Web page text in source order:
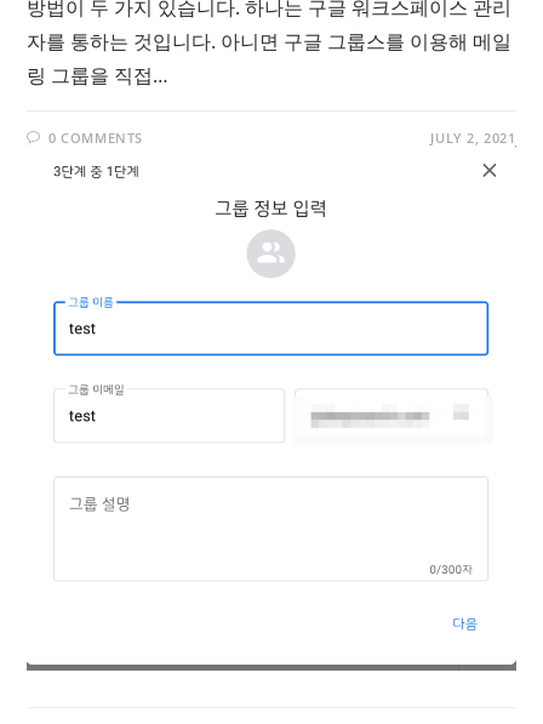
방법이 두 가지 있습니다. 하나는 구글 워크스페이스 관리
자를 통하는 것입니다. 아니면 구글 그룹스를 이용해 메일
링 그룹을 직접…
0 COMMENTS JULY 2, 2021